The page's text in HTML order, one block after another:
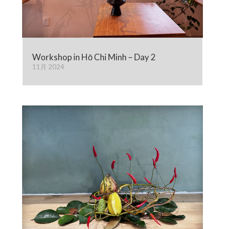
Workshop in Hō Chi Minh – Day 2
11月 2024